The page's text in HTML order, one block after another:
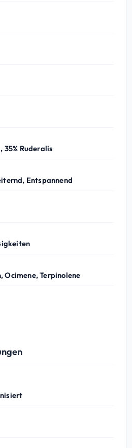
35% Ruderalis
Entspannend
Ocimene, Terpinolene